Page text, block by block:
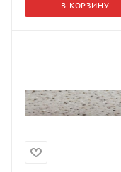
В КОРЗИНУ